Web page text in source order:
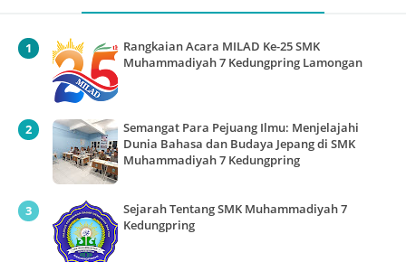
Rangkaian Acara MILAD Ke-25 SMK
Muhammadiyah 7 Kedungpring Lamongan
Semangat Para Pejuang Ilmu: Menjelajahi
Dunia Bahasa dan Budaya Jepang di SMK
Muhammadiyah 7 Kedungpring
Sejarah Tentang SMK Muhammadiyah 7
Kedungpring